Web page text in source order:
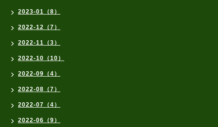
2023-01（8）
2022-12（7）
2022-11（3）
2022-10（10）
2022-09（4）
2022-08（7）
2022-07（4）
2022-06（9）